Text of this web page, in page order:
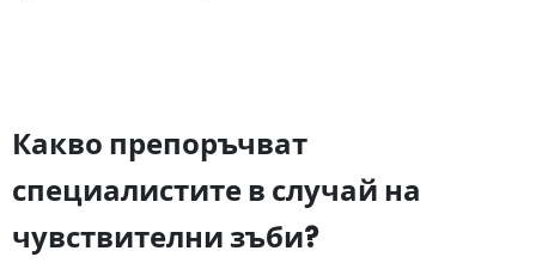
Какво препоръчват
специалистите в случай на
чувствителни зъби?